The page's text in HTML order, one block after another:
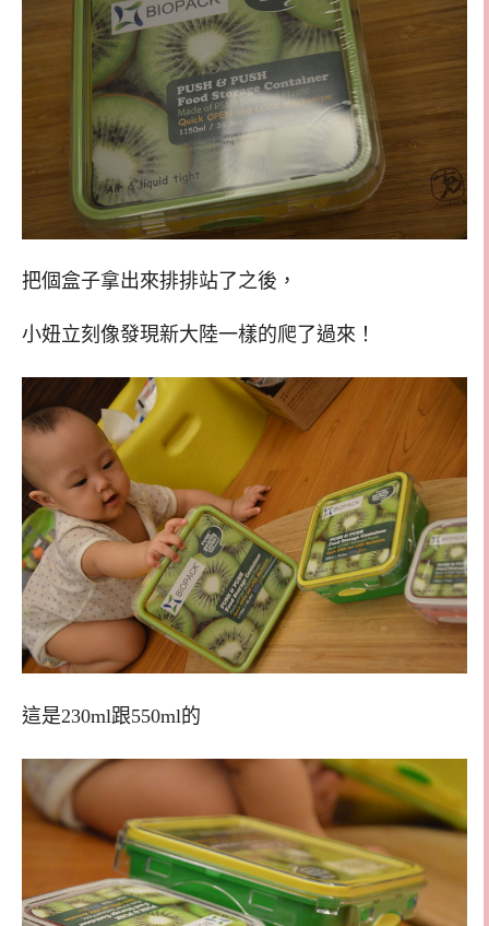
把個盒子拿出來排排站了之後，
小妞立刻像發現新大陸一樣的爬了過來！
這是230ml跟550ml的